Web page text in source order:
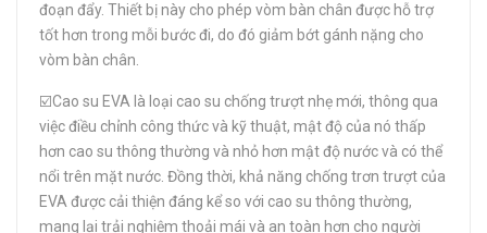
đoạn đẩy. Thiết bị này cho phép vòm bàn chân được hỗ trợ
tốt hơn trong mỗi bước đi, do đó giảm bớt gánh nặng cho
vòm bàn chân.
☑️Cao su EVA là loại cao su chống trượt nhẹ mới, thông qua
việc điều chỉnh công thức và kỹ thuật, mật độ của nó thấp
hơn cao su thông thường và nhỏ hơn mật độ nước và có thể
nổi trên mặt nước. Đồng thời, khả năng chống trơn trượt của
EVA được cải thiện đáng kể so với cao su thông thường,
mang lại trải nghiệm thoải mái và an toàn hơn cho người